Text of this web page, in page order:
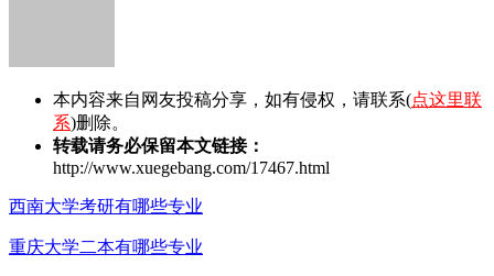
本内容来自网友投稿分享，如有侵权，请联系(点这里联
系)删除。
转载请务必保留本文链接：
http://www.xuegebang.com/17467.html
西南大学考研有哪些专业
重庆大学二本有哪些专业